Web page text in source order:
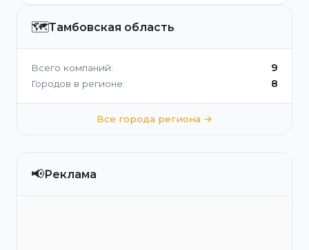
🗺️Тамбовская область
Всего компаний: 9
Городов в регионе: 8
Все города региона →
📢Реклама